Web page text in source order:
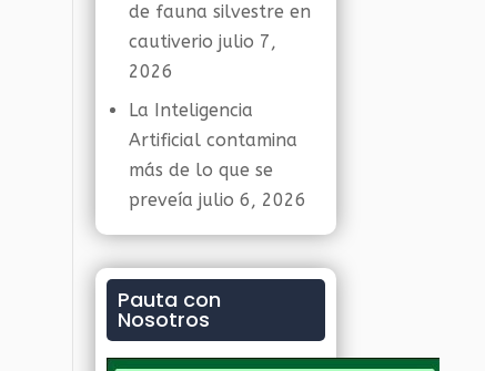
de fauna silvestre en
cautiverio julio 7,
2026
La Inteligencia
Artificial contamina
más de lo que se
preveía julio 6, 2026
Pauta con
Nosotros